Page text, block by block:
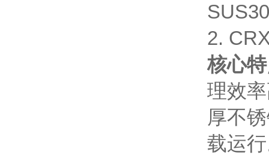
2.
核心
理效
厚不
载运